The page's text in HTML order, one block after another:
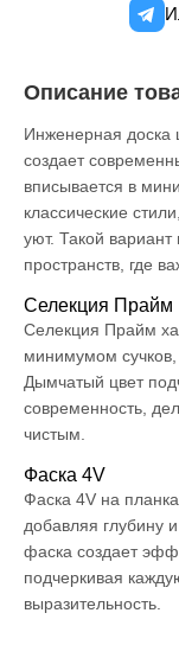
Описание
Инженерная
создает
вписывается в
классические
уют. Такой
пространств, где
Селекция Прайм
Селекция Прайм
минимумом сучков,
Дымчатый цвет
современность,
чистым.
Фаска 4V
Фаска 4V на
добавляя глубину
фаска создает
подчеркивая
выразительность.